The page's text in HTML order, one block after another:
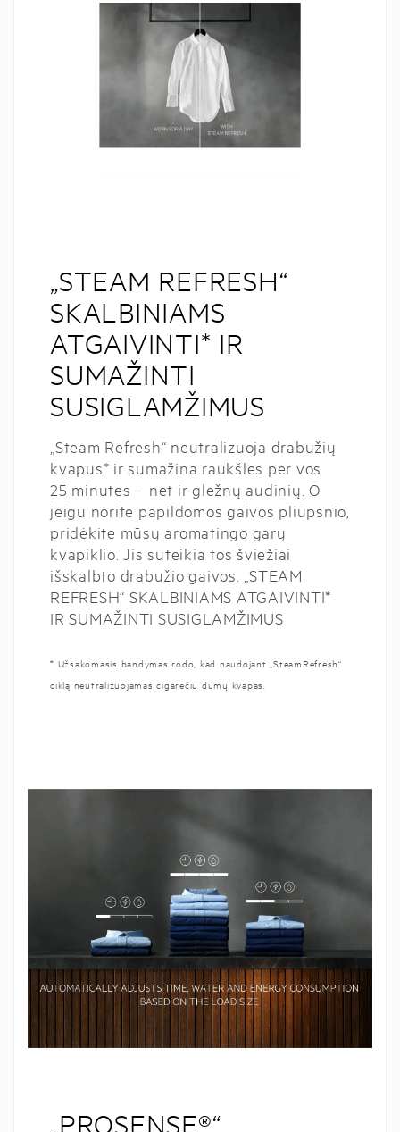
„STEAM REFRESH“
SKALBINIAMS
ATGAIVINTI* IR
SUMAŽINTI
SUSIGLAMŽIMUS
„Steam Refresh“ neutralizuoja drabužių
kvapus* ir sumažina raukšles per vos
25 minutes – net ir gležnų audinių. O
jeigu norite papildomos gaivos pliūpsnio,
pridėkite mūsų aromatingo garų
kvapiklio. Jis suteikia tos šviežiai
išskalbto drabužio gaivos. „STEAM
REFRESH“ SKALBINIAMS ATGAIVINTI*
IR SUMAŽINTI SUSIGLAMŽIMUS
* Užsakomasis bandymas rodo, kad naudojant „SteamRefresh“
ciklą neutralizuojamas cigarečių dūmų kvapas.
„PROSENSE®“